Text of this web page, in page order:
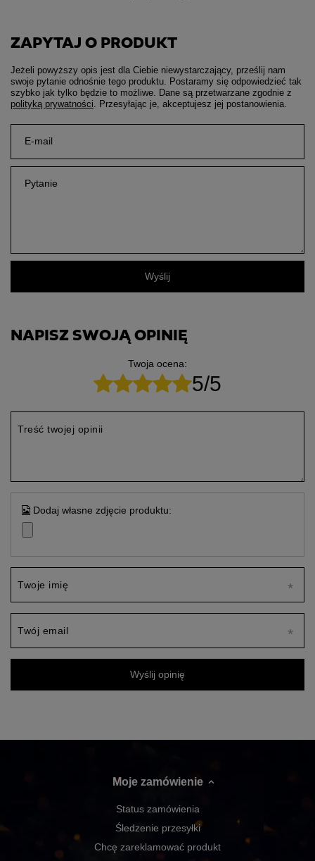
ZAPYTAJ O PRODUKT
Jeżeli powyższy opis jest dla Ciebie niewystarczający, prześlij nam
swoje pytanie odnośnie tego produktu. Postaramy się odpowiedzieć tak
szybko jak tylko będzie to możliwe. Dane są przetwarzane zgodnie z
polityką prywatności . Przesyłając je, akceptujesz jej postanowienia.
E-mail
Pytanie
Wyślij
NAPISZ SWOJĄ OPINIĘ
Twoja ocena:
5/5
Treść twojej opinii
Dodaj własne zdjęcie produktu:
Twoje imię
Twój email
Wyślij opinię
Moje zamówienie
Status zamówienia
Śledzenie przesyłki
Chcę zareklamować produkt